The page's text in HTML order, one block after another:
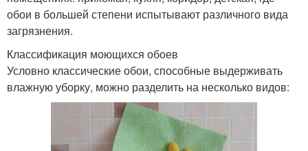
обои в большей степени испытывают различного вида
загрязнения.
Классификация моющихся обоев
Условно классические обои, способные выдерживать
влажную уборку, можно разделить на несколько видов: